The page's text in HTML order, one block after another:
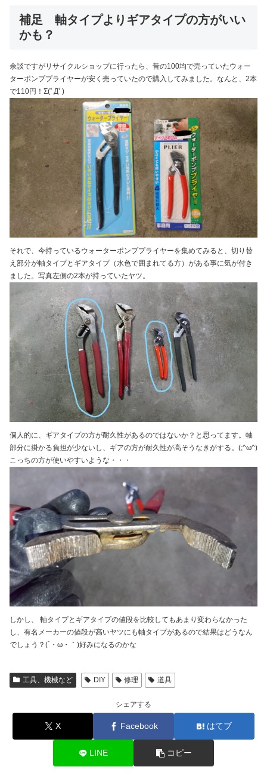
補足 軸タイプよりギアタイプの方がいい
かも？
余談ですがリサイクルショップに行ったら、昔の100均で売っていたウォー
ターポンププライヤーが安く売っていたので購入してみました。なんと、2本
で110円！Σ(ﾟДﾟ)
それで、今持っているウォーターポンププライヤーを集めてみると、切り替
え部分が軸タイプとギアタイプ（水色で囲まれてる方）がある事に気が付き
ました。写真左側の2本が持っていたヤツ。
個人的に、ギアタイプの方が耐久性があるのではないか？と思ってます。軸
部分に掛かる負担が少ないし、ギアの方が耐久性が高そうなきがする。(;^ω^)
こっちの方が使いやすいような・・・
しかし、 軸タイプとギアタイプの値段を比較してもあまり変わらなかった
し、有名メーカーの値段が高いヤツにも軸タイプがあるので結果はどうなん
でしょう？(´・ω・｀)好みになるのかな
工具、機械など DIY 修理 道具
シェアする
X Facebook はてブ
LINE コピー